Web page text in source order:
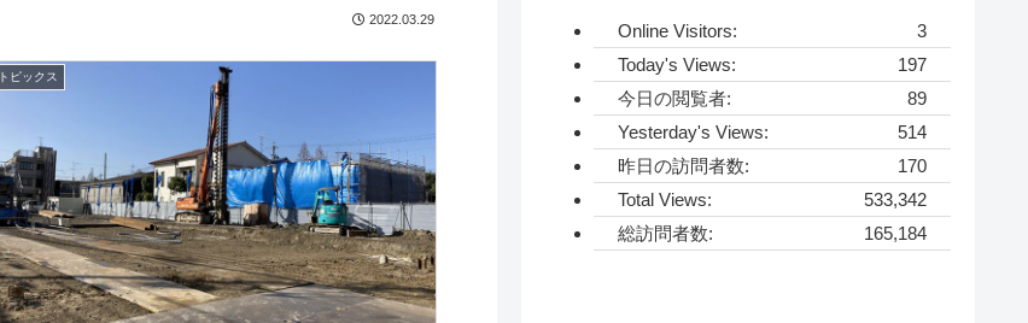
2022.03.29
トピックス
Online Visitors:
3
Today's Views:
197
今日の閲覧者:
89
Yesterday's Views:
514
昨日の訪問者数:
170
Total Views:
533,342
総訪問者数:
165,184